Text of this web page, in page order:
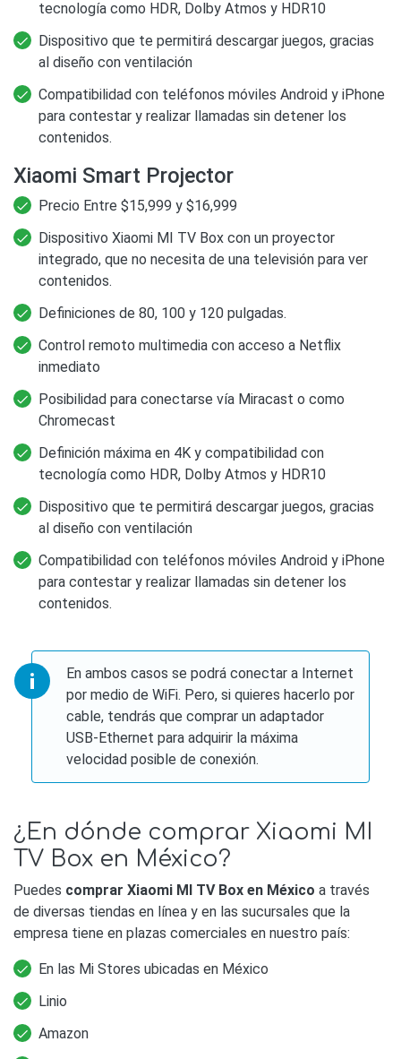
tecnología como HDR, Dolby Atmos y HDR10
Dispositivo que te permitirá descargar juegos, gracias
al diseño con ventilación
Compatibilidad con teléfonos móviles Android y iPhone
para contestar y realizar llamadas sin detener los
contenidos.
Xiaomi Smart Projector
Precio Entre $15,999 y $16,999
Dispositivo Xiaomi MI TV Box con un proyector
integrado, que no necesita de una televisión para ver
contenidos.
Definiciones de 80, 100 y 120 pulgadas.
Control remoto multimedia con acceso a Netflix
inmediato
Posibilidad para conectarse vía Miracast o como
Chromecast
Definición máxima en 4K y compatibilidad con
tecnología como HDR, Dolby Atmos y HDR10
Dispositivo que te permitirá descargar juegos, gracias
al diseño con ventilación
Compatibilidad con teléfonos móviles Android y iPhone
para contestar y realizar llamadas sin detener los
contenidos.
En ambos casos se podrá conectar a Internet
por medio de WiFi. Pero, si quieres hacerlo por
cable, tendrás que comprar un adaptador
USB-Ethernet para adquirir la máxima
velocidad posible de conexión.
¿En dónde comprar Xiaomi MI
TV Box en México?
Puedes comprar Xiaomi MI TV Box en México a través
de diversas tiendas en línea y en las sucursales que la
empresa tiene en plazas comerciales en nuestro país:
En las Mi Stores ubicadas en México
Linio
Amazon